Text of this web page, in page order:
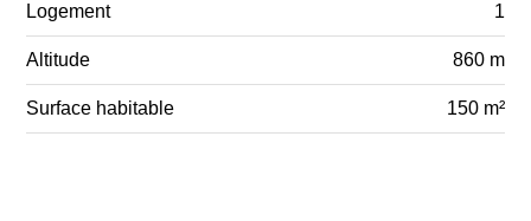
Logement 1
Altitude 860 m
Surface habitable 150 m²